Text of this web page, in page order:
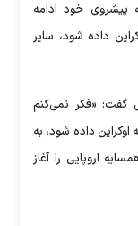
پیشروی خود ادامه
داده شود، سایر
گفت: «فکر نمی‌کنم
اوکراین داده شود، به
اروپایی را آغاز